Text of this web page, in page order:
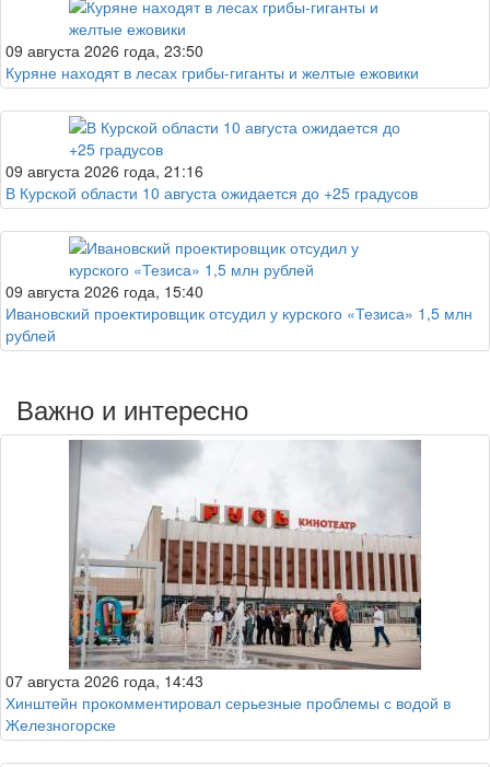
09 августа 2026 года, 23:50
Куряне находят в лесах грибы-гиганты и желтые ежовики
09 августа 2026 года, 21:16
В Курской области 10 августа ожидается до +25 градусов
09 августа 2026 года, 15:40
Ивановский проектировщик отсудил у курского «Тезиса» 1,5 млн
рублей
Важно и интересно
07 августа 2026 года, 14:43
Хинштейн прокомментировал серьезные проблемы с водой в
Железногорске